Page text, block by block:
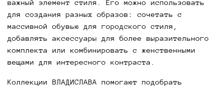
важный элемент стиля. Его можно использовать
для создания разных образов: сочетать с
массивной обувью для городского стиля,
добавлять аксессуары для более выразительного
комплекта или комбинировать с женственными
вещами для интересного контраста.
Коллекции ВЛАДИСЛАВА помогают подобрать